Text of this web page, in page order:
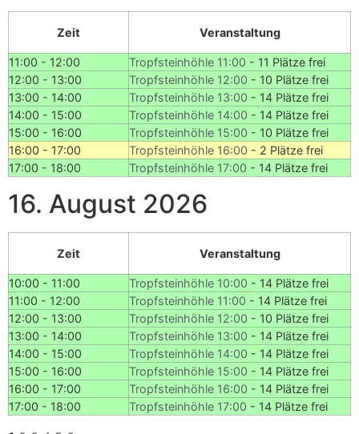
Zeit Veranstaltung
11:00 - 12:00 Tropfsteinhöhle 11:00 - 11 Plätze frei
12:00 - 13:00
Tropfsteinhöhle 12:00 - 10 Plätze frei
13:00 - 14:00
Tropfsteinhöhle 13:00 - 14 Plätze frei
14:00 - 15:00
Tropfsteinhöhle 14:00 - 14 Plätze frei
15:00 - 16:00
Tropfsteinhöhle 15:00 - 10 Plätze frei
16:00 - 17:00
Tropfsteinhöhle 16:00 - 2 Plätze frei
17:00 - 18:00
Tropfsteinhöhle 17:00 - 14 Plätze frei
16. August 2026
Zeit Veranstaltung
10:00 - 11:00 Tropfsteinhöhle 10:00 - 14 Plätze frei
11:00 - 12:00
Tropfsteinhöhle 11:00 - 14 Plätze frei
12:00 - 13:00
Tropfsteinhöhle 12:00 - 10 Plätze frei
13:00 - 14:00
Tropfsteinhöhle 13:00 - 14 Plätze frei
14:00 - 15:00
Tropfsteinhöhle 14:00 - 14 Plätze frei
15:00 - 16:00
Tropfsteinhöhle 15:00 - 14 Plätze frei
16:00 - 17:00
Tropfsteinhöhle 16:00 - 14 Plätze frei
17:00 - 18:00
Tropfsteinhöhle 17:00 - 14 Plätze frei